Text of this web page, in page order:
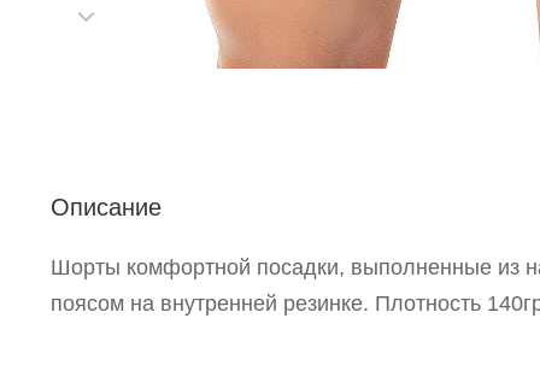
Описание
Шорты комфортной посадки, выполненные из
поясом на внутренней резинке. Плотность